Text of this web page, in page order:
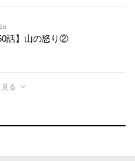
話】山の怒り②
見る